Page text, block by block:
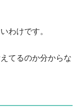
わけです。
てるのか分からな